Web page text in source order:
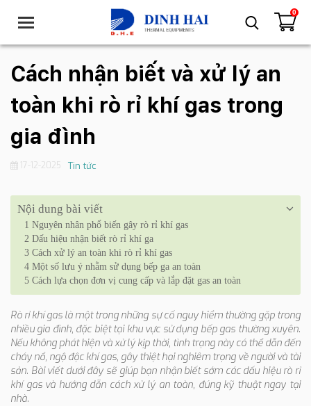
T
g
g
l
e
n
a
v
i
t
i
o
n
0
Cách nhận biết và xử lý an
toàn khi rò rỉ khí gas trong
gia đình
17-12-2025 Tin tức
Nội dung bài viết
1 Nguyên nhân phổ biến gây rò rỉ khí gas
2 Dấu hiệu nhận biết rò rỉ khí ga
3 Cách xử lý an toàn khi rò rỉ khí gas
4 Một số lưu ý nhằm sử dụng bếp ga an toàn
5 Cách lựa chọn đơn vị cung cấp và lắp đặt gas an toàn
Rò rỉ khí gas là một trong những sự cố nguy hiểm thường gặp trong
nhiều gia đình, đặc biệt tại khu vực sử dụng bếp gas thường xuyên.
Nếu không phát hiện và xử lý kịp thời, tình trạng này có thể dẫn đến
cháy nổ, ngộ độc khí gas, gây thiệt hại nghiêm trọng về người và tài
sản. Bài viết dưới đây sẽ giúp bạn nhận biết sớm các dấu hiệu rò rỉ
khí gas và hướng dẫn cách xử lý an toàn, đúng kỹ thuật ngay tại
nhà.